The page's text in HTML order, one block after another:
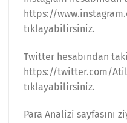
https://
tıklayabilirsiniz.
Twitter hesabından
https://twitter.com/
tıklayabilirsiniz.
Para Analizi sayfasını